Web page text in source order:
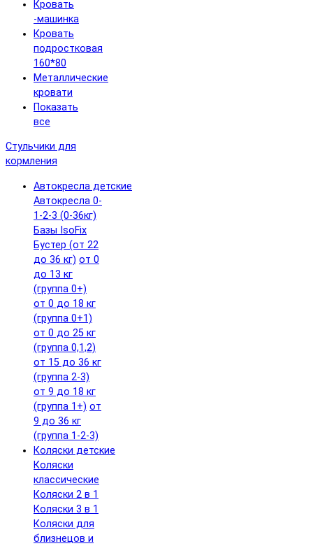
Кровать
-машинка
Кровать
подростковая
160*80
Металлические
кровати
Показать
все
Стульчики для
кормления
Автокресла детские
Автокресла 0-
1-2-3 (0-36кг)
Базы IsoFix
Бустер (от 22
до 36 кг) от 0
до 13 кг
(группа 0+)
от 0 до 18 кг
(группа 0+1)
от 0 до 25 кг
(группа 0,1,2)
от 15 до 36 кг
(группа 2-3)
от 9 до 18 кг
(группа 1+) от
9 до 36 кг
(группа 1-2-3)
Коляски детские
Коляски
классические
Коляски 2 в 1
Коляски 3 в 1
Коляски для
близнецов и